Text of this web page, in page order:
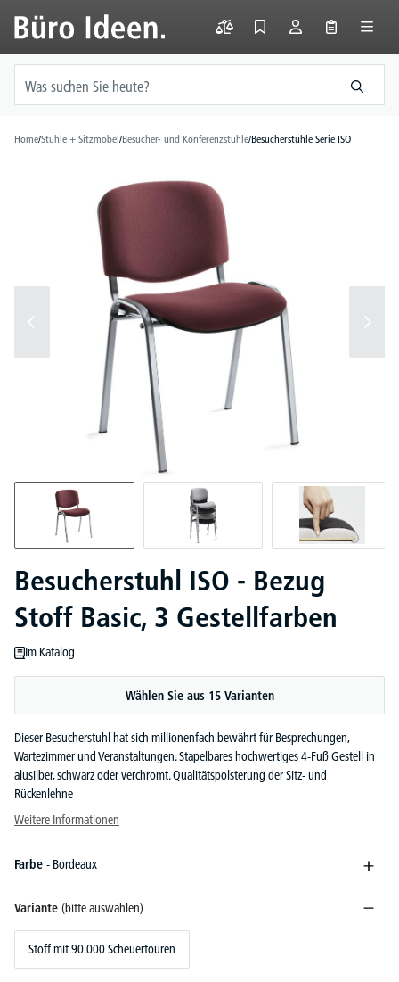
springen
Home/Stühle + Sitzmöbel/Besucher- und Konferenzstühle/Besucherstühle Serie ISO
Besucherstuhl ISO - Bezug
Stoff Basic, 3 Gestellfarben
Im Katalog
Wählen Sie aus 15 Varianten
Dieser Besucherstuhl hat sich millionenfach bewährt für Besprechungen,
Wartezimmer und Veranstaltungen. Stapelbares hochwertiges 4-Fuß Gestell in
alusilber, schwarz oder verchromt. Qualitätspolsterung der Sitz- und
Rückenlehne
Weitere Informationen
Farbe - Bordeaux
Variante (bitte auswählen)
Stoff mit 90.000 Scheuertouren